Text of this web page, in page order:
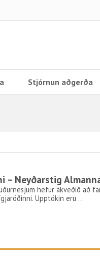
Stjórnun aðgerða
– Neyðarstig
hefur ákveðið að
Upptökin eru …